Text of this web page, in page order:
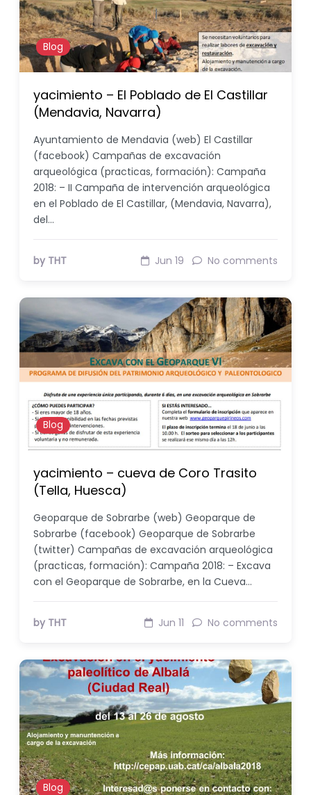
Blog
yacimiento – El Poblado de El Castillar
(Mendavia, Navarra)
Ayuntamiento de Mendavia (web) El Castillar
(facebook) Campañas de excavación
arqueológica (practicas, formación): Campaña
2018: – II Campaña de intervención arqueológica
en el Poblado de El Castillar, (Mendavia, Navarra),
del…
by THT Jun 19 No comments
Blog
yacimiento – cueva de Coro Trasito
(Tella, Huesca)
Geoparque de Sobrarbe (web) Geoparque de
Sobrarbe (facebook) Geoparque de Sobrarbe
(twitter) Campañas de excavación arqueológica
(practicas, formación): Campaña 2018: – Excava
con el Geoparque de Sobrarbe, en la Cueva…
by THT Jun 11 No comments
Blog